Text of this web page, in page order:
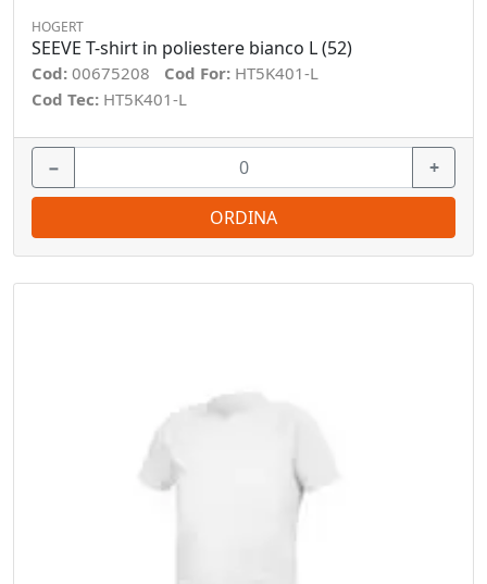
HOGERT
SEEVE T-shirt in poliestere bianco L (52)
Cod: 00675208 Cod For: HT5K401-L
Cod Tec: HT5K401-L
− +
ORDINA